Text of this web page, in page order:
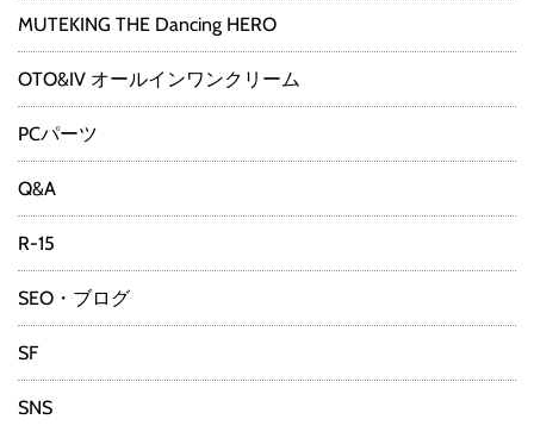
MUTEKING THE Dancing HERO
OTO&IV オールインワンクリーム
PCパーツ
Q&A
R-15
SEO・ブログ
SF
SNS